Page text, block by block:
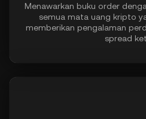
Menawarkan buku order
semua mata uang kripto
memberikan pengalaman
spread